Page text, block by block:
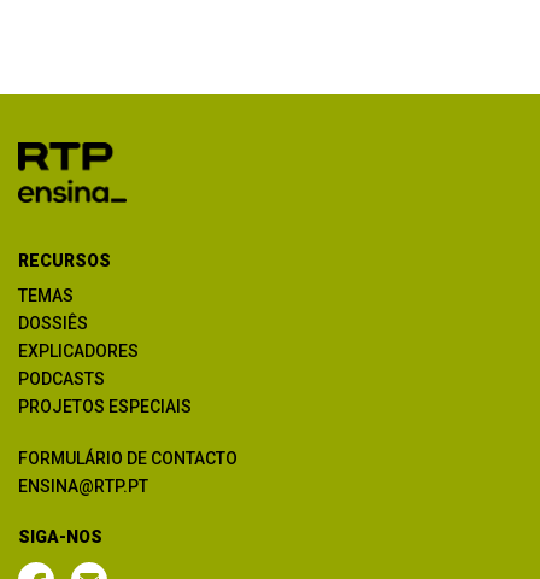
RECURSOS
TEMAS
DOSSIÊS
EXPLICADORES
PODCASTS
PROJETOS ESPECIAIS
FORMULÁRIO DE CONTACTO
ENSINA@RTP.PT
SIGA-NOS